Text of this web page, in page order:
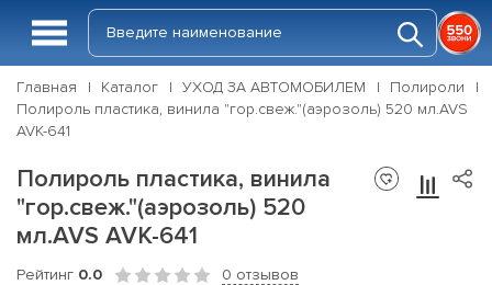
Главная Каталог УХОД ЗА АВТОМОБИЛЕМ
Полироли
Полироль пластика, винила "гор.свеж."(аэрозоль) 520 мл.AVS
AVK-641
Полироль пластика, винила
"гор.свеж."(аэрозоль) 520
мл.AVS AVK-641
Рейтинг 0.0 0 отзывов